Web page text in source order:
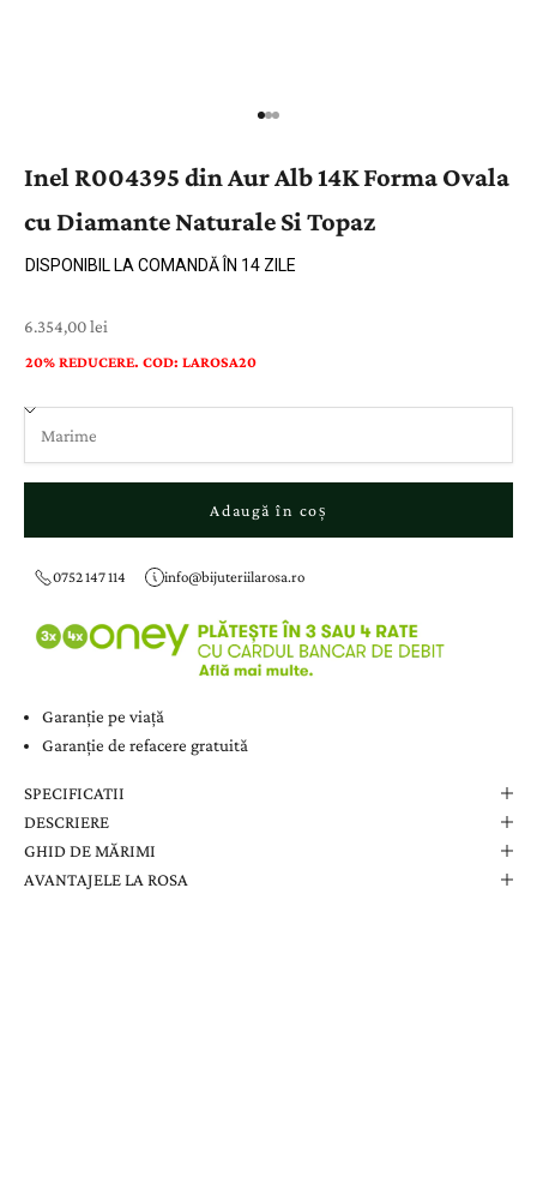
Inel R004395 din Aur Alb 14K Forma Ovala
cu Diamante Naturale Si Topaz
DISPONIBIL LA COMANDĂ ÎN 14 ZILE
Preț cu reducere
6.354,00 lei
20% REDUCERE. COD: LAROSA20
Adaugă în coș
0752 147 114 info@bijuteriilarosa.ro
Garanție pe viață
Garanție de refacere gratuită
SPECIFICATII
DESCRIERE
GHID DE MĂRIMI
AVANTAJELE LA ROSA